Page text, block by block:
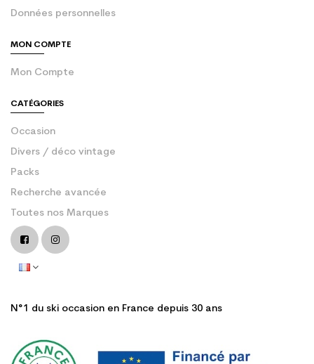
Données personnelles
MON COMPTE
Mon Compte
CATÉGORIES
Occasion
Divers / déco vintage
Packs
Recherche avancée
Toutes nos Marques
N°1 du ski occasion en France depuis 30 ans